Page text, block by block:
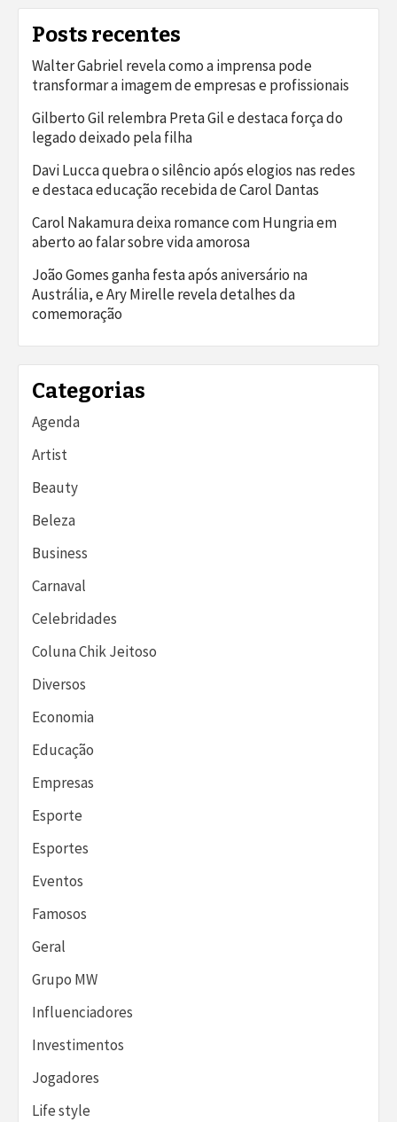
Posts recentes
Walter Gabriel revela como a imprensa pode
transformar a imagem de empresas e profissionais
Gilberto Gil relembra Preta Gil e destaca força do
legado deixado pela filha
Davi Lucca quebra o silêncio após elogios nas redes
e destaca educação recebida de Carol Dantas
Carol Nakamura deixa romance com Hungria em
aberto ao falar sobre vida amorosa
João Gomes ganha festa após aniversário na
Austrália, e Ary Mirelle revela detalhes da
comemoração
Categorias
Agenda
Artist
Beauty
Beleza
Business
Carnaval
Celebridades
Coluna Chik Jeitoso
Diversos
Economia
Educação
Empresas
Esporte
Esportes
Eventos
Famosos
Geral
Grupo MW
Influenciadores
Investimentos
Jogadores
Life style